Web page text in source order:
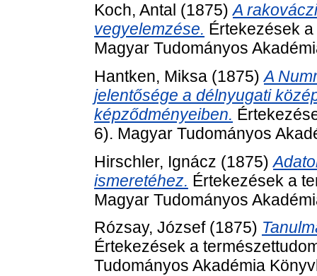
Koch, Antal (1875)A
vegyelemzése. Értekezések
Magyar Tudományos
Hantken, Miksa (1875)A
jelentősége a délnyugati
képződményeiben.
6). Magyar Tudományos
Hirschler, Ignácz (1875)
ismeretéhez. Értekezések a
Magyar Tudományos
Rózsay, József(1875)
Értekezések a
Tudományos Akadémia